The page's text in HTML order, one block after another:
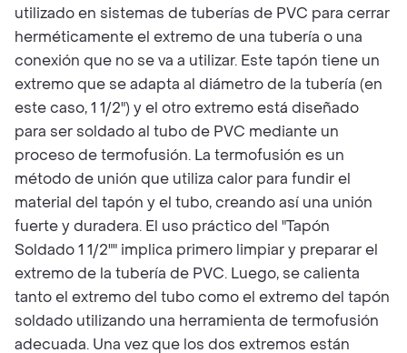
utilizado en sistemas de tuberías de PVC para cerrar
herméticamente el extremo de una tubería o una
conexión que no se va a utilizar. Este tapón tiene un
extremo que se adapta al diámetro de la tubería (en
este caso, 1 1/2") y el otro extremo está diseñado
para ser soldado al tubo de PVC mediante un
proceso de termofusión. La termofusión es un
método de unión que utiliza calor para fundir el
material del tapón y el tubo, creando así una unión
fuerte y duradera. El uso práctico del "Tapón
Soldado 1 1/2"" implica primero limpiar y preparar el
extremo de la tubería de PVC. Luego, se calienta
tanto el extremo del tubo como el extremo del tapón
soldado utilizando una herramienta de termofusión
adecuada. Una vez que los dos extremos están